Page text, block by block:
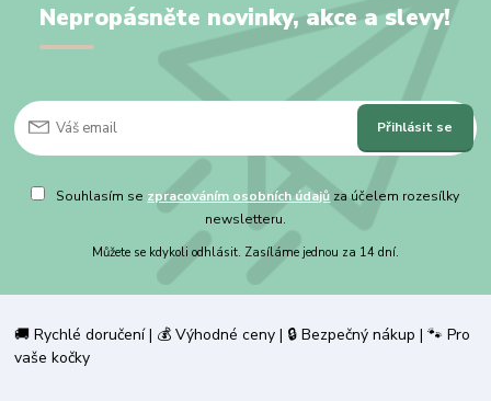
Nepropásněte novinky, akce a slevy!
Přihlásit se
Souhlasím se zpracováním osobních údajů za účelem rozesílky
newsletteru.
Můžete se kdykoli odhlásit. Zasíláme jednou za 14 dní.
🚚 Rychlé doručení | 💰 Výhodné ceny | 🔒 Bezpečný nákup | 🐾 Pro
vaše kočky